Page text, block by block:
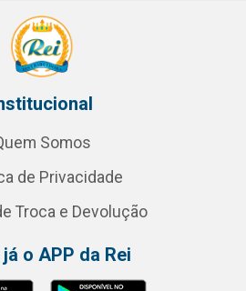
Somos
de Privacidade
Troca e Devolução
o APP da Rei